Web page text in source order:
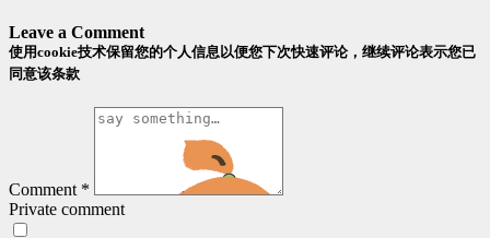
Leave a Comment
使用cookie技术保留您的个人信息以便您下次快速评论，继续评论表示您已
同意该条款
Comment *
Private comment